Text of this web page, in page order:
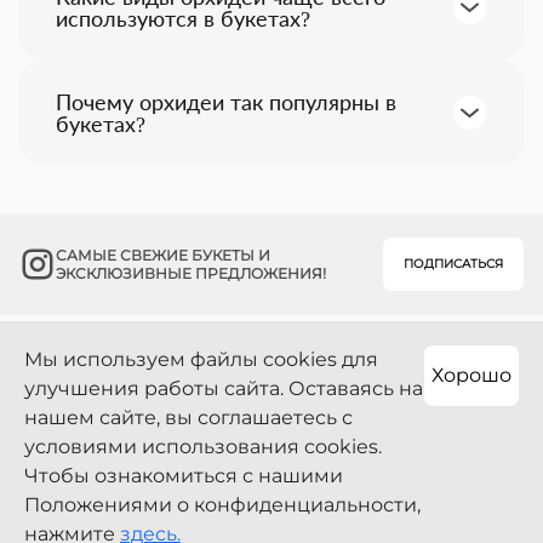
0
избегать прямого солнечного
помещении и не ставить букет
рядом с фруктами, так как они
выделяют этилен, который
используются в букетах?
Эти виды отличаются своей
красотой, разнообразием оттенков
Почему орхидеи так популярны в
букетах?
долговечностью, что делает их
идеальными для подарков и
САМЫЕ СВЕЖИЕ БУКЕТЫ И
ЭКСКЛЮЗИВНЫЕ ПРЕДЛОЖЕНИЯ!
ПОДПИСАТЬСЯ
+7 700 800 91 92
г. Алматы, Сатпаева 7А/1
Мы используем файлы cookies для
улучшения работы сайта. Оставаясь на
нашем сайте, вы соглашаетесь с
условиями использования cookies.
Чтобы ознакомиться с нашими
Положениями о конфиденциальности,
нажмите здесь.
Хорошо